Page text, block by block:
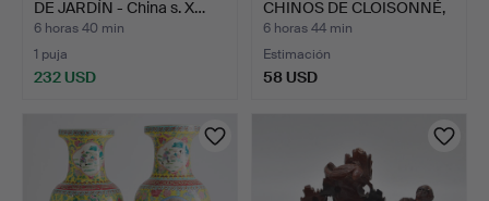
DE JARDÍN - China s. X…
6 horas 40 min
1 puja
232 USD
CHINOS DE CLOISONNÉ,
…
6 horas 44 min
Estimación
58 USD